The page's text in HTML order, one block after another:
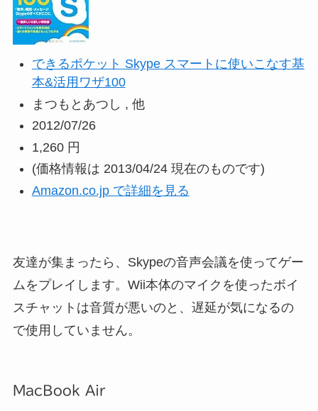
できるポケット Skype スマートに使いこなす基
本&活用ワザ100
まつもとあつし , 他
2012/07/26
1,260 円
(価格情報は 2013/04/24 現在のものです)
Amazon.co.jp で詳細を見る
友達が集まったら、Skypeの音声会議を使ってゲー
ムをプレイします。Wii本体のマイクを使ったボイ
スチャットは音質が悪いのと、遅延が気になるの
で使用していません。
MacBook Air